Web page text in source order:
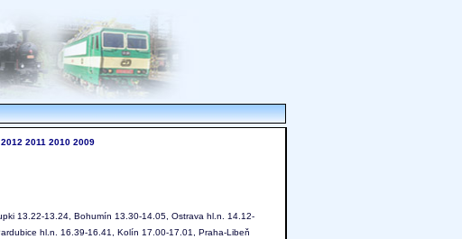
2012 2011 2010 2009
13.22-13.24, Bohumín 13.30-14.05, Ostrava hl.n. 14.12-
hl.n. 16.39-16.41, Kolín 17.00-17.01, Praha-Libeň